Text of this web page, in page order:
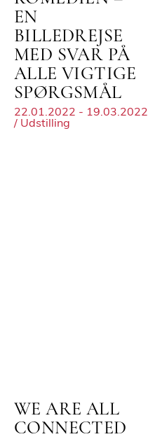
EN
BILLEDREJSE
MED SVAR PÅ
ALLE VIGTIGE
SPØRGSMÅL
22.01.2022 - 19.03.2022
/ Udstilling
WE ARE ALL
CONNECTED